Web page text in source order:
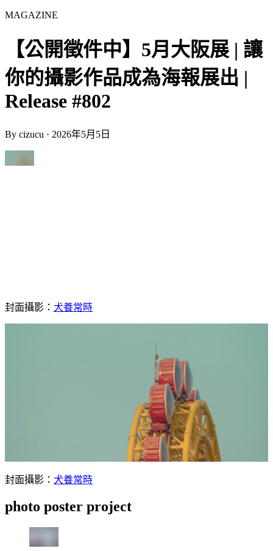
MAGAZINE
【公開徵件中】5月大阪展 | 讓
你的攝影作品成為海報展出 |
Release #802
By cizucu · 2026年5月5日
封面攝影： 犬養常時
封面攝影： 犬養常時
photo poster project